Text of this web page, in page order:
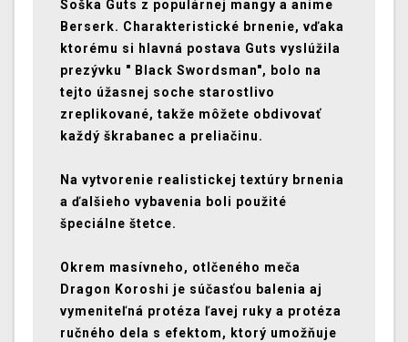
Soška Guts z populárnej mangy a anime
Berserk. Charakteristické brnenie, vďaka
ktorému si hlavná postava Guts vyslúžila
prezývku " Black Swordsman", bolo na
tejto úžasnej soche starostlivo
zreplikované, takže môžete obdivovať
každý škrabanec a preliačinu.
Na vytvorenie realistickej textúry brnenia
a ďalšieho vybavenia boli použité
špeciálne štetce.
Okrem masívneho, otlčeného meča
Dragon Koroshi je súčasťou balenia aj
vymeniteľná protéza ľavej ruky a protéza
ručného dela s efektom, ktorý umožňuje